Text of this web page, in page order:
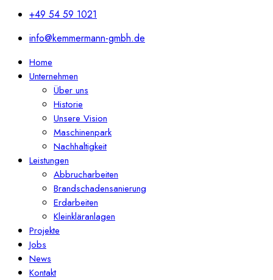
+49 54 59 1021
info@kemmermann-gmbh.de
Home
Unternehmen
Über uns
Historie
Unsere Vision
Maschinenpark
Nachhaltigkeit
Leistungen
Abbrucharbeiten
Brandschadensanierung
Erdarbeiten
Kleinkläranlagen
Projekte
Jobs
News
Kontakt